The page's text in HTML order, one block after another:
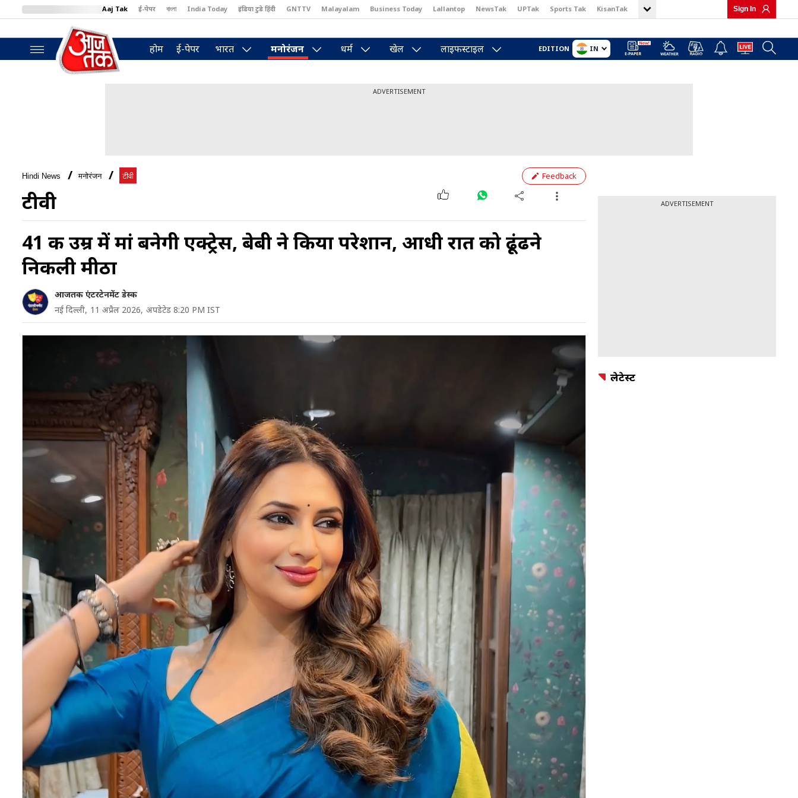
Aaj Tak ई-पेपर বাংলা India Today इंडिया टुडे हिंदी GNTTV Malayalam Business Today Lallantop NewsTak UPTak Sports Tak KisanTak
BT Bazaar
Sign In
होम ई-पेपर भारत मनोरंजन धर्म खेल लाइफस्टाइल EDITION IN
ADVERTISEMENT
Hindi News मनोरंजन टीवी Feedback
टीवी
41 की उम्र में मां बनेगी एक्ट्रेस, बेबी ने किया परेशान, आधी रात को ढूंढने
निकली मीठा
आजतक एंटरटेनमेंट डेस्क
नई दिल्ली, 11 अप्रैल 2026, अपडेटेड 8:20 PM IST
ADVERTISEMENT
लेटेस्ट